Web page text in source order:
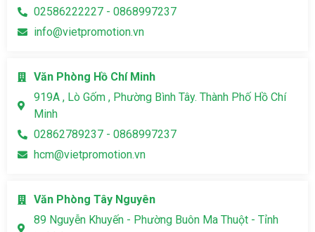
02586222227 - 0868997237
info@vietpromotion.vn
Văn Phòng Hồ Chí Minh
919A , Lò Gốm , Phường Bình Tây. Thành Phố Hồ Chí
Minh
02862789237 - 0868997237
hcm@vietpromotion.vn
Văn Phòng Tây Nguyên
89 Nguyễn Khuyến - Phường Buôn Ma Thuột - Tỉnh